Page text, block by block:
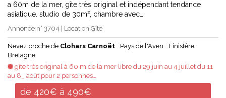
a 60m de la mer, gîte très original et indépendant tendance
asiatique. studio de 30m², chambre avec…
Annonce n° 3704 | Location Gîte
Nevez proche de Clohars Carnoët Pays de l'Aven
Finistère
Bretagne
gîte très original à 60 m de la mer libre du 29 juin au 4 juillet du 11
au 8_ août pour 2 personnes…
de 420€ à 490€